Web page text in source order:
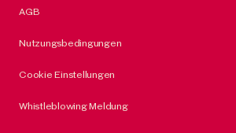
AGB
Nutzungsbedingungen
Cookie Einstellungen
Whistleblowing Meldung